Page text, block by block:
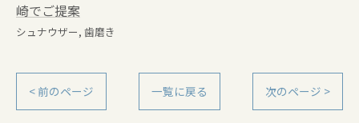
崎でご提案
シュナウザー 歯磨き
< 前のページ 一覧に戻る 次のページ >